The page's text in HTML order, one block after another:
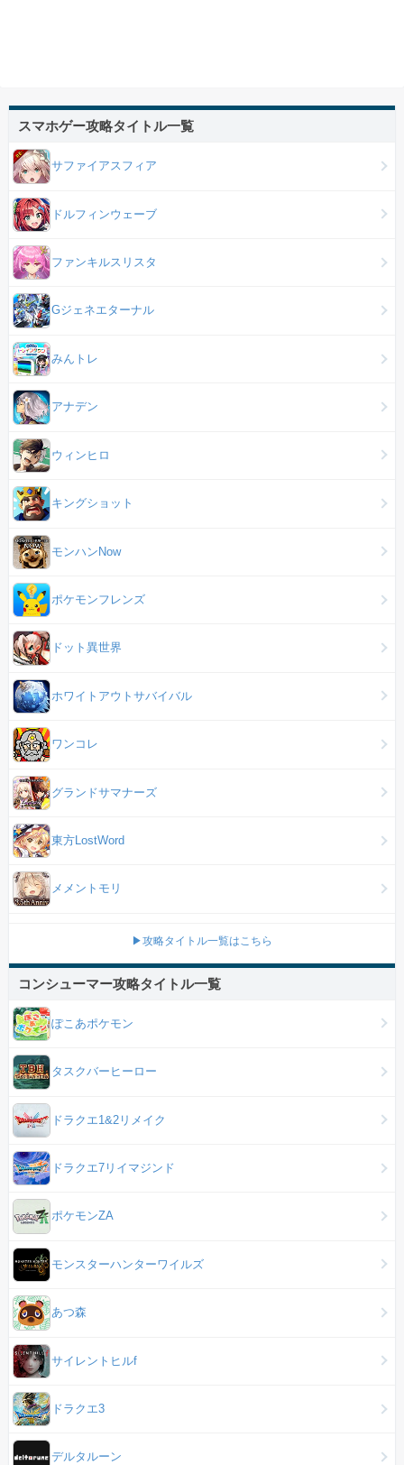
スマホゲー攻略タイトル一覧
サファイアスフィア
ドルフィンウェーブ
ファンキルスリスタ
Gジェネエターナル
みんトレ
アナデン
ウィンヒロ
キングショット
モンハンNow
ポケモンフレンズ
ドット異世界
ホワイトアウトサバイバル
ワンコレ
グランドサマナーズ
東方LostWord
メメントモリ
▶攻略タイトル一覧はこちら
コンシューマー攻略タイトル一覧
ぽこあポケモン
タスクバーヒーロー
ドラクエ1&2リメイク
ドラクエ7リイマジンド
ポケモンZA
モンスターハンターワイルズ
あつ森
サイレントヒルf
ドラクエ3
デルタルーン